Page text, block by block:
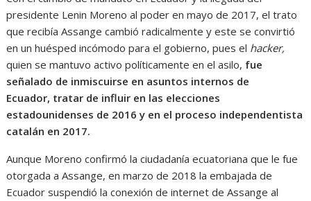
presidente Lenin Moreno al poder en mayo de 2017, el trato
que recibía Assange cambió radicalmente y este se convirtió
en un huésped incómodo para el gobierno, pues el hacker,
quien se mantuvo activo políticamente en el asilo, fue
señalado de inmiscuirse en asuntos internos de
Ecuador, tratar de influir en las elecciones
estadounidenses de 2016 y en el proceso independentista
catalán en 2017.
Aunque Moreno confirmó la ciudadanía ecuatoriana que le fue
otorgada a Assange, en marzo de 2018 la embajada de
Ecuador suspendió la conexión de internet de Assange al